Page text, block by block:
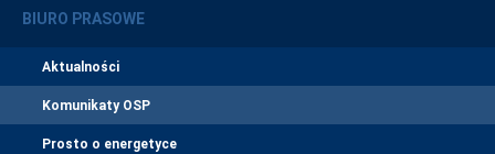
BIURO PRASOWE
Aktualności
Komunikaty OSP
Prosto o energetyce